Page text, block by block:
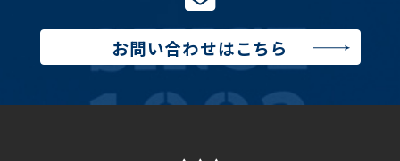
お問い合わせはこちら